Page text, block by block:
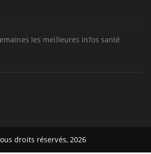
les meilleures infos santé
droits réservés, 2026